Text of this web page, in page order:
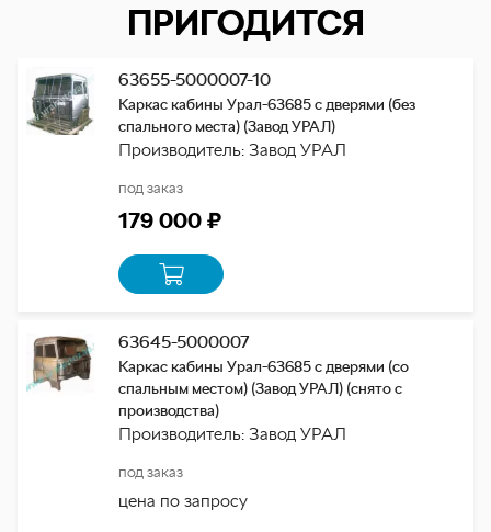
ПРИГОДИТСЯ
63655-5000007-10
Каркас кабины Урал-63685 с дверями (без
спального места) (Завод УРАЛ)
Производитель: Завод УРАЛ
под заказ
179 000 ₽
63645-5000007
Каркас кабины Урал-63685 с дверями (со
спальным местом) (Завод УРАЛ) (снято с
производства)
Производитель: Завод УРАЛ
под заказ
цена по запросу